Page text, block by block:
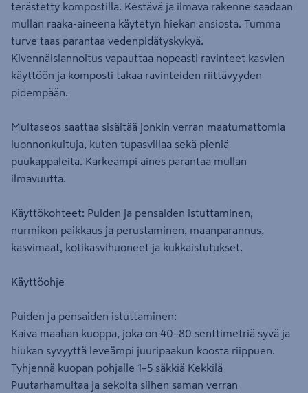
terästetty kompostilla. Kestävä ja ilmava rakenne saadaan
mullan raaka-aineena käytetyn hiekan ansiosta. Tumma
turve taas parantaa vedenpidätyskykyä.
Kivennäislannoitus vapauttaa nopeasti ravinteet kasvien
käyttöön ja komposti takaa ravinteiden riittävyyden
pidempään.
Multaseos saattaa sisältää jonkin verran maatumattomia
luonnonkuituja, kuten tupasvillaa sekä pieniä
puukappaleita. Karkeampi aines parantaa mullan
ilmavuutta.
Käyttökohteet: Puiden ja pensaiden istuttaminen,
nurmikon paikkaus ja perustaminen, maanparannus,
kasvimaat, kotikasvihuoneet ja kukkaistutukset.
Käyttöohje
Puiden ja pensaiden istuttaminen:
Kaiva maahan kuoppa, joka on 40–80 senttimetriä syvä ja
hiukan syvyyttä leveämpi juuripaakun koosta riippuen.
Tyhjennä kuopan pohjalle 1–5 säkkiä Kekkilä
Puutarhamultaa ja sekoita siihen saman verran